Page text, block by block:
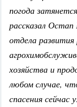
погода
рассказал
отдела
хозяйства и
любом случае,
спасения